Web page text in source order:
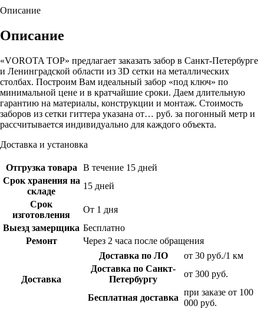
Описание
Описание
«VOROTA TOP» предлагает заказать забор в Санкт-Петербурге
и Ленинградской области из 3D сетки на металлических
столбах. Построим Вам идеальный забор «под ключ» по
минимальной цене и в кратчайшие сроки. Даем длительную
гарантию на материалы, конструкции и монтаж. Стоимость
заборов из сетки гиттера указана от… руб. за погонный метр и
рассчитывается индивидуально для каждого объекта.
Доставка и установка
Отгрузка товара
В течение 15 дней
Срок хранения на
складе
15 дней
Срок
изготовления
От 1 дня
Выезд замерщика Бесплатно
Ремонт
Через 2 часа после обращения
Доставка
Доставка по ЛО
от 30 руб./1 км
Доставка по Санкт-
Петербургу
от 300 руб.
Бесплатная доставка
при заказе от 100
000 руб.